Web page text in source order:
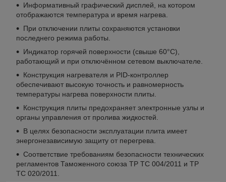
Информативный графический дисплей, на котором
отображаются температура и время нагрева.
При отключении плиты сохраняются установки
последнего режима работы.
Индикатор горячей поверхности (свыше 60°С),
работающий и при отключённом сетевом выключателе.
Конструкция нагревателя и PID-контроллер
обеспечивают высокую точность и равномерность
температуры нагрева поверхности плиты.
Конструкция плиты предохраняет электронные узлы и
органы управления от пролива жидкостей.
В целях безопасности эксплуатации плита имеет
энергонезависимую защиту от перегрева.
Соответствие требованиям безопасности технических
регламентов Таможенного союза ТР ТС 004/2011 и ТР
ТС 020/2011.